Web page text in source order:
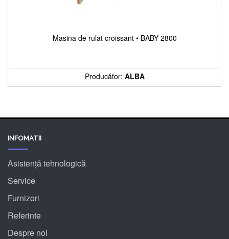
Masina de rulat croissant • BABY 2800
Producător: ALBA
INFOMATII
Asistență tehnologică
Service
Furnizori
Referinte
Despre noi